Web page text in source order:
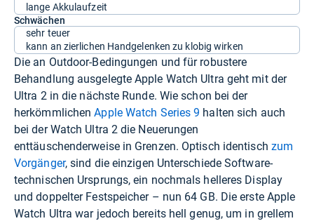
lange Akkulaufzeit
Schwächen
sehr teuer
kann an zierlichen Handgelenken zu klobig wirken
Die an Outdoor-Bedingungen und für robustere
Behandlung ausgelegte Apple Watch Ultra geht mit der
Ultra 2 in die nächste Runde. Wie schon bei der
herkömmlichenApple Watch Series 9 halten sich auch
bei der Watch Ultra 2 die Neuerungen
enttäuschenderweise in Grenzen. Optisch identisch zum
Vorgänger, sind die einzigen Unterschiede Software-
technischen Ursprungs, ein nochmals helleres Display
und doppelter Festspeicher – nun 64 GB. Die erste Apple
Watch Ultra war jedoch bereits hell genug, um in grellem